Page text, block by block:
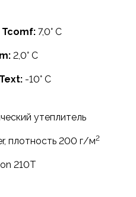
7,0° С
2,0° С
-10° С
утеплитель
, плотность 200 г/м2
210T